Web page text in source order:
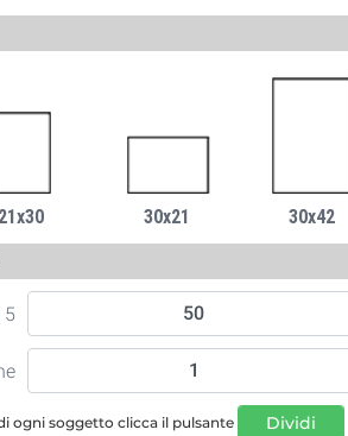
21x30 30x21 30x42
5
ogni soggetto clicca il pulsante Dividi